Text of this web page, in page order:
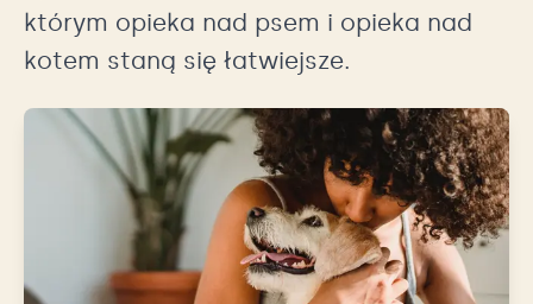
którym opieka nad psem i opieka nad
kotem staną się łatwiejsze.